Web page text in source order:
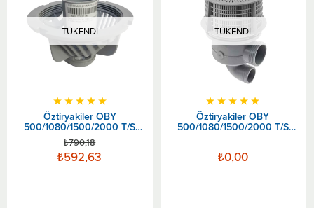
TÜKENDI
Öztiryakiler OBY
500/1080/1500/2000 T/S
Emiş Filtresi Orta Parça
★★★★★
₺592,63
₺790,18
TÜKENDI
Öztiryakiler OBY
500/1080/1500/2000 T/S
★★★★★
₺0,00